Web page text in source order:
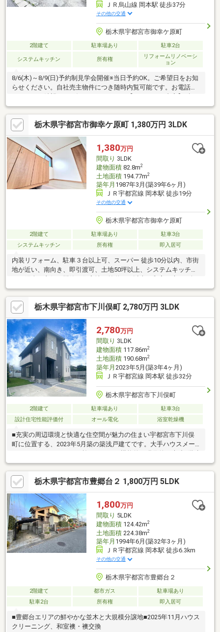
ＪＲ烏山線 岡本駅 徒歩37分
その他の交通
栃木県宇都宮市御幸ケ原町
2階建て 駐車場あり 駐車2台
システムキッチン 所有権
リフォームリノベーシ
ョン
8/6(木)～8/9(日)予約制見学会開催※当日予約OK。ご希望日をお知
らせください。自社売主物件につき随時内覧可能です。お電話か
準シロアリ防除工事、クリーニング、鍵交換、設備点検●水回り
トイレ交換、システムキッチン・ユニットバス・洗面化粧台クリ
ーニング●内装CF上張り、シューズボックスクリーニング、クロ
ス張替え、畳表替え、障子・襖張替え●その他設備給湯器交換、
インターホン設置、火災警報器設置、照明器具交換
栃木県宇都宮市御幸ケ原町 1,380万円 3LDK
1,380万円
間取り 3LDK
建物面積82.8m2
土地面積194.77m2
築年月 1987年3月(築39年6ヶ月)
ＪＲ宇都宮線 岡本駅 徒歩19分
その他の交通
栃木県宇都宮市御幸ケ原町
2階建て 駐車場あり
駐車3台
システムキッチン
所有権 即入居可
内装リフォーム、駐車３台以上可、スーパー 徒歩10分以内、市街
地が近い、南向き、即引渡可、土地50坪以上、システムキッチ
以上、シャワー付洗面化粧台、２階建、南面バルコニー、オート
バス、温水洗浄便座、南庭、浴室に窓、ＴＶモニタ付インターホ
ン、小学校 徒歩10分以内、平坦地
栃木県宇都宮市下川俣町 2,780万円 3LDK
2,780万円
間取り 3LDK
建物面積117.86m2
土地面積190.68m2
築年月 2023年5月(築3年4ヶ月)
ＪＲ宇都宮線 岡本駅 徒歩32分
栃木県宇都宮市下川俣町
2階建て 駐車場あり
駐車3台
設計住宅性能評価付
オール電化 浴室乾燥機
■充実の周辺環境と快適な住空間が魅力の住まい宇都宮市下川俣
町に位置する、2023年5月築の築浅戸建てです。大手ハウスメー
カーのグランディハウス施工による、機能的で現代的な木造2階建
てとなっております。■家族が集う広々としたLDK1階には18.3帖
の広々としたLDKを配置。対面式キッチンからリビング全体が見
渡せ、ご家族との会話を楽しみながら家事ができます。隣接する5
帖の洋室を合わせれば、さらに開放的な空間が広がります。■毎
日の生活を支える便利な立地セブンイレブン下川俣店まで徒歩2
分、フードオアシスOTANI御幸ヶ原店まで徒歩5分と、買い物施設
が徒歩圏内に揃う住環境です。
栃木県宇都宮市豊郷台２ 1,800万円 5LDK
1,800万円
間取り 5LDK
建物面積124.42m2
土地面積224.38m2
築年月 1994年6月(築32年3ヶ月)
ＪＲ宇都宮線 岡本駅 徒歩6.3km
その他の交通
栃木県宇都宮市豊郷台２
2階建て 都市ガス
駐車場あり
駐車2台
所有権 即入居可
■豊郷台エリアの鮮やかな並木と大規模分譲地■2025年11月ハウス
クリーニング、和室襖・襖交換